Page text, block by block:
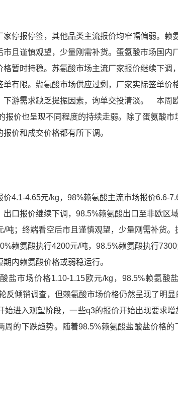
停报停签，其他品类主流报价均窄幅偏弱。赖
且谨慎观望，少量刚需补货。蛋氨酸市场国内
暂时持稳。苏氨酸市场主流厂家报价继续下调
有限。缬氨酸市场供应过剩，厂家实际签单价
下游需求缺乏提振因素，询单交投清淡。 本周
报价也呈现不同程度的持续走弱。除了蛋氨酸
价和成交价格都有所下调。
4.1-4.65元/kg，98%赖氨酸主流市场报价6.6-
口报价继续下调，98.5%赖氨酸出口至非欧区
吨；终端看空后市且谨慎观望，少量刚需补货
赖氨酸执行4200元/吨，98.5%赖氨酸执行
内赖氨酸价格或弱稳运行。
盐市场价格1.10-1.15欧元/kg，98.5%赖氨酸
反倾销调查，但赖氨酸市场价格仍然呈现了明
始进入观望阶段，一些q3的报价开始出现要求增
周的下跌趋势。随着98.5%赖氨酸盐酸盐价格